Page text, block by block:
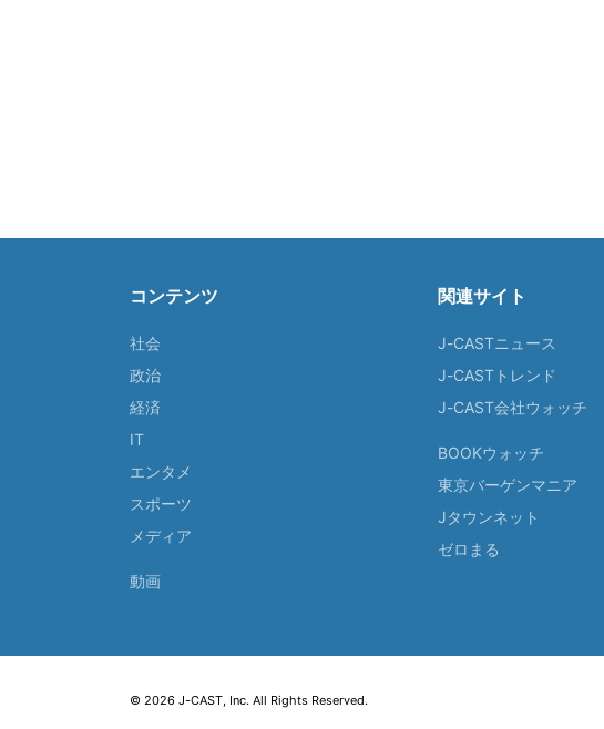
コンテンツ
社会
政治
経済
IT
エンタメ
スポーツ
メディア
動画
関連サイト
J-CASTニュース
J-CASTトレンド
J-CAST会社ウォッチ
BOOKウォッチ
東京バーゲンマニア
Jタウンネット
ゼロまる
© 2026 J-CAST, Inc. All Rights Reserved.